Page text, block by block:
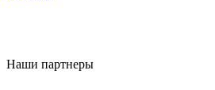
Наши партнеры